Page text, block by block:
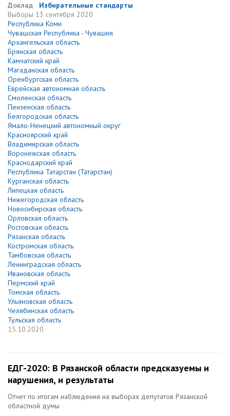
Доклад
Избирательные стандарты
Выборы 13 сентября 2020
Республика Коми
Чувашская Республика - Чувашия
Архангельская область
Брянская область
Камчатский край
Магаданская область
Оренбургская область
Еврейская автономная область
Смоленская область
Пензенская область
Белгородская область
Ямало-Ненецкий автономный округ
Красноярский край
Владимирская область
Воронежская область
Краснодарский край
Республика Татарстан (Татарстан)
Курганская область
Липецкая область
Нижегородская область
Новосибирская область
Орловская область
Ростовская область
Рязанская область
Костромская область
Тамбовская область
Ленинградская область
Ивановская область
Пермский край
Томская область
Ульяновская область
Челябинская область
Тульская область
15.10.2020
ЕДГ-2020: В Рязанской области предсказуемы и
нарушения, и результаты
Отчет по итогам наблюдения на выборах депутатов Рязанской
областной думы